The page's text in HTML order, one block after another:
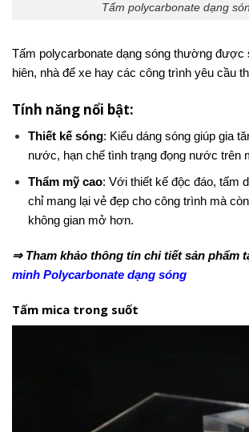
Tấm polycarbonate dạng
Tấm polycarbonate dạng sóng thường được
hiên, nhà để xe hay các công trình yêu cầu
Tính năng nổi bật:
Thiết kế sóng: Kiểu dáng sóng giúp gia
nước, hạn chế tình trạng đọng nước trên
Thẩm mỹ cao: Với thiết kế độc đáo, tấm
chỉ mang lại vẻ đẹp cho công trình mà
không gian mở hơn.
⇒ Tham khảo thông tin chi tiết sản phẩm
minh Polycarbonate dạng sóng
Tấm mica trong suốt